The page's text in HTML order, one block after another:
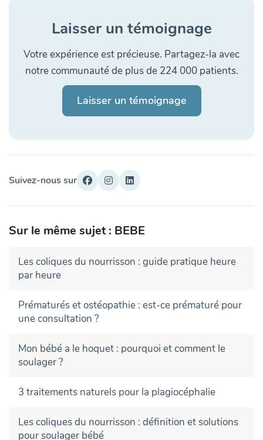
Laisser un témoignage
Votre expérience est précieuse. Partagez-la avec
notre communauté de plus de 224 000 patients.
Laisser un témoignage
Suivez-nous sur
Sur le même sujet : BEBE
Les coliques du nourrisson : guide pratique heure
par heure
Prématurés et ostéopathie : est-ce prématuré pour
une consultation ?
Mon bébé a le hoquet : pourquoi et comment le
soulager ?
3 traitements naturels pour la plagiocéphalie
Les coliques du nourrisson : définition et solutions
pour soulager bébé